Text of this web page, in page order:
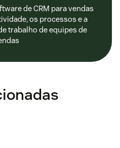
de CRM para vendas
os processos e a
trabalho de equipes de